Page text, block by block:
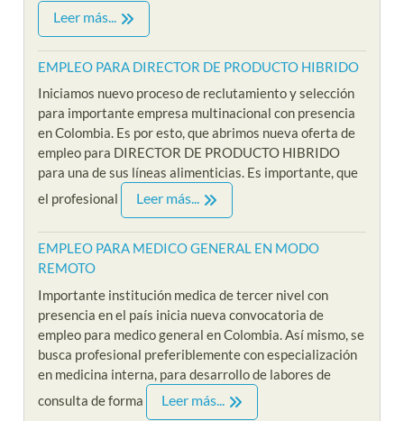
Leer más...
EMPLEO PARA DIRECTOR DE PRODUCTO HIBRIDO
Iniciamos nuevo proceso de reclutamiento y selección
para importante empresa multinacional con presencia
en Colombia. Es por esto, que abrimos nueva oferta de
empleo para DIRECTOR DE PRODUCTO HIBRIDO
para una de sus líneas alimenticias. Es importante, que
el profesional
Leer más...
EMPLEO PARA MEDICO GENERAL EN MODO
REMOTO
Importante institución medica de tercer nivel con
presencia en el país inicia nueva convocatoria de
empleo para medico general en Colombia. Así mismo, se
busca profesional preferiblemente con especialización
en medicina interna, para desarrollo de labores de
consulta de forma
Leer más...